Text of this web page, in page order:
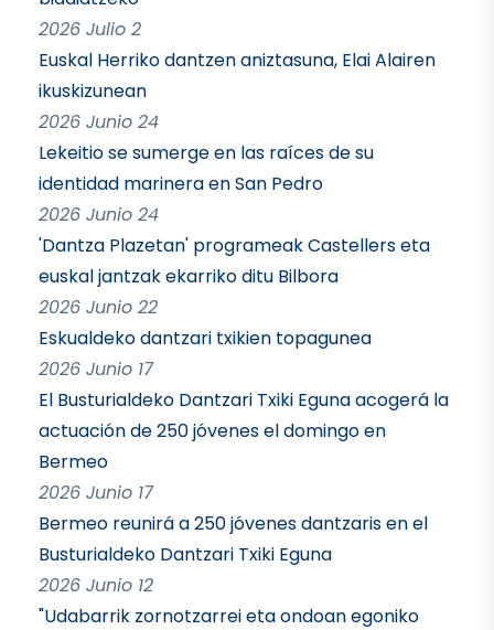
2026 Julio 2
Euskal Herriko dantzen aniztasuna, Elai Alairen
ikuskizunean
2026 Junio 24
Lekeitio se sumerge en las raíces de su
identidad marinera en San Pedro
2026 Junio 24
'Dantza Plazetan' programeak Castellers eta
euskal jantzak ekarriko ditu Bilbora
2026 Junio 22
Eskualdeko dantzari txikien topagunea
2026 Junio 17
El Busturialdeko Dantzari Txiki Eguna acogerá la
actuación de 250 jóvenes el domingo en
Bermeo
2026 Junio 17
Bermeo reunirá a 250 jóvenes dantzaris en el
Busturialdeko Dantzari Txiki Eguna
2026 Junio 12
"Udabarrik zornotzarrei eta ondoan egoniko